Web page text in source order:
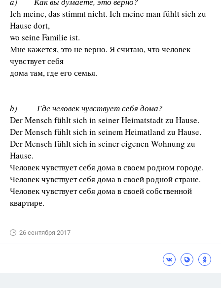
Ich meine, das stimmt nicht. Ich meine man fühlt sich zu
Hause dort,
wo seine Familie ist.
Мне кажется, это не верно. Я считаю, что человек
чувствует себя
дома там, где его семья.
b) Где человек чувствует себя дома?
Der Mensch fühlt sich in seiner Heimatstadt zu Hause.
Der Mensch fühlt sich in seinem Heimatland zu Hause.
Der Mensch fühlt sich in seiner eigenen Wohnung zu
Hause.
Человек чувствует себя дома в своем родном городе.
Человек чувствует себя дома в своей родной стране.
Человек чувствует себя дома в своей собственной
квартире.
26 сентября 2017